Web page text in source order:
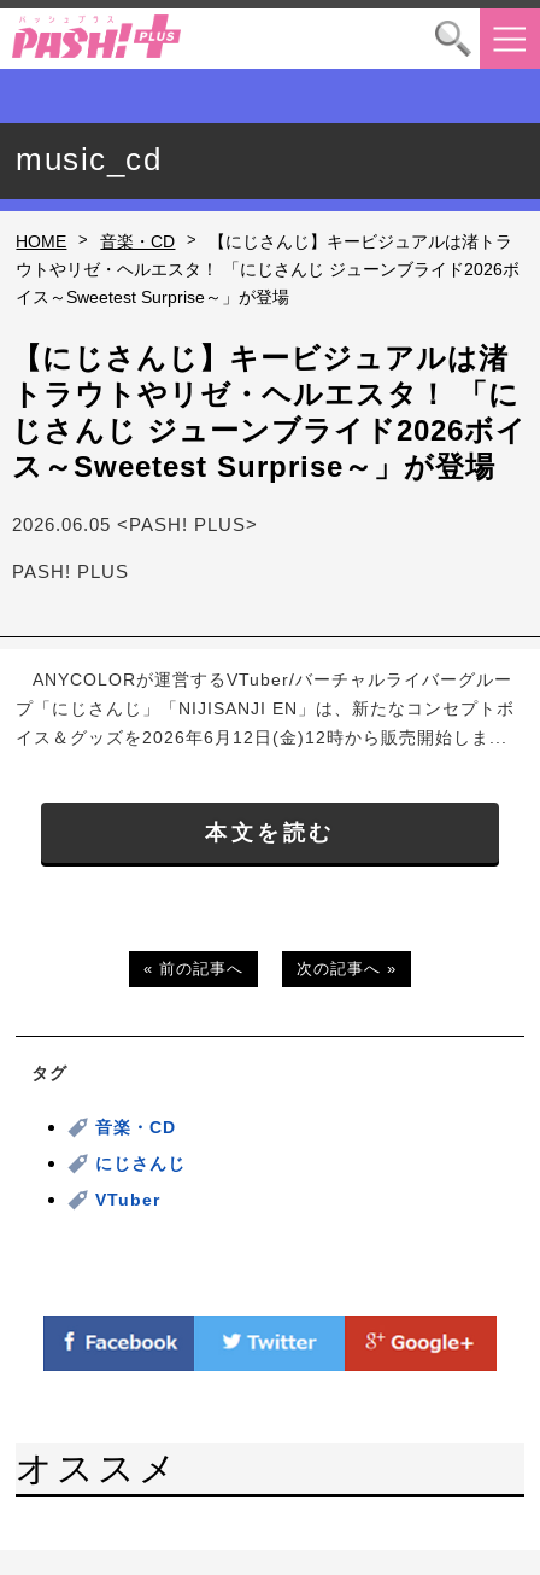
music_cd
HOME > 音楽・CD >
【にじさんじ】キービジュアルは渚トラ
ウトやリゼ・ヘルエスタ！ 「にじさんじ ジューンブライド2026ボ
イス～Sweetest Surprise～」が登場
【にじさんじ】キービジュアルは渚
トラウトやリゼ・ヘルエスタ！ 「に
じさんじ ジューンブライド2026ボイ
ス～Sweetest Surprise～」が登場
2026.06.05 <PASH! PLUS>
PASH! PLUS
ANYCOLORが運営するVTuber/バーチャルライバーグルー
プ「にじさんじ」「NIJISANJI EN」は、新たなコンセプトボ
イス＆グッズを2026年6月12日(金)12時から販売開始しま...
本文を読む
« 前の記事へ 次の記事へ »
タグ
音楽・CD
にじさんじ
VTuber
オススメ